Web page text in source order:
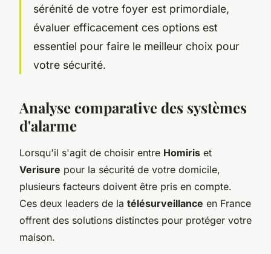
sérénité de votre foyer est primordiale,
évaluer efficacement ces options est
essentiel pour faire le meilleur choix pour
votre sécurité.
Analyse comparative des systèmes
d'alarme
Lorsqu'il s'agit de choisir entre Homiris et
Verisure pour la sécurité de votre domicile,
plusieurs facteurs doivent être pris en compte.
Ces deux leaders de la télésurveillance en France
offrent des solutions distinctes pour protéger votre
maison.